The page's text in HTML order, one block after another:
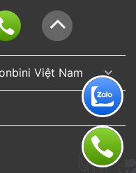
Việt Nam